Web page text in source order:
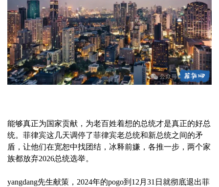
能够真正为国家贡献，为老百姓着想的总统才是真正的好总
统。菲律宾这几天调停了菲律宾老总统和新总统之间的矛
盾，让他们在宽恕中找团结，冰释前嫌，各推一步，两个家
族都放弃2026总统选举。
yangdang先生献策，2024年的pogo到12月31日就彻底退出菲